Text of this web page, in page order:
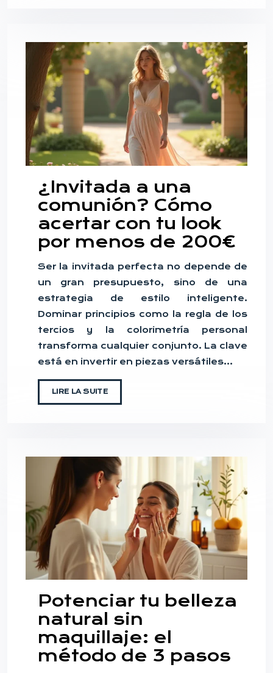
¿Invitada a una
comunión? Cómo
acertar con tu look
por menos de 200€
Ser la invitada perfecta no depende de
un gran presupuesto, sino de una
estrategia de estilo inteligente.
Dominar principios como la regla de los
tercios y la colorimetría personal
transforma cualquier conjunto. La clave
está en invertir en piezas versátiles…
LIRE LA SUITE
Potenciar tu belleza
natural sin
maquillaje: el
método de 3 pasos